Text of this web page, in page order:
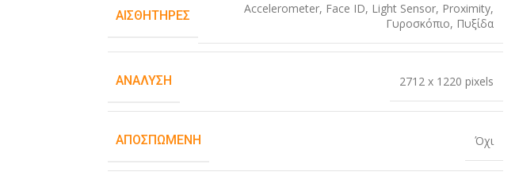
ΑΙΣΘΗΤΉΡΕΣ Accelerometer, Face ID, Light Sensor, Proximity,
Γυροσκόπιο, Πυξίδα
ΑΝΆΛΥΣΗ 2712 x 1220 pixels
ΑΠΟΣΠΏΜΕΝΗ Όχι